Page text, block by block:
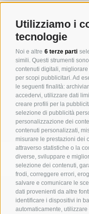
Utilizziamo i
tecnologie
Noi e altre 6 terze parti
simili. Questi strumenti
contenuti digitali,
per scopi pubblicitari. Ad
le seguenti finalità:
accedervi, utilizzare dati
creare profili per la
selezione di pubblicità
personalizzazione dei
contenuti personalizzati,
misurare le prestazioni dei
attraverso statistiche o la
diverse, sviluppare e
selezione dei contenuti,
frodi, correggere errori,
salvare e comunicare le
dati provenienti da altre
identificare i dispositivi in
automaticamente,
mette in comunicazione
dell’industria turistica
servizio a tutto tondo per lo
turistici.
In sostanza lavoriamo su
SVILUPPO DEL
GESTIONE EDILE
CONSULENZA
INNOVAZIONE
Via